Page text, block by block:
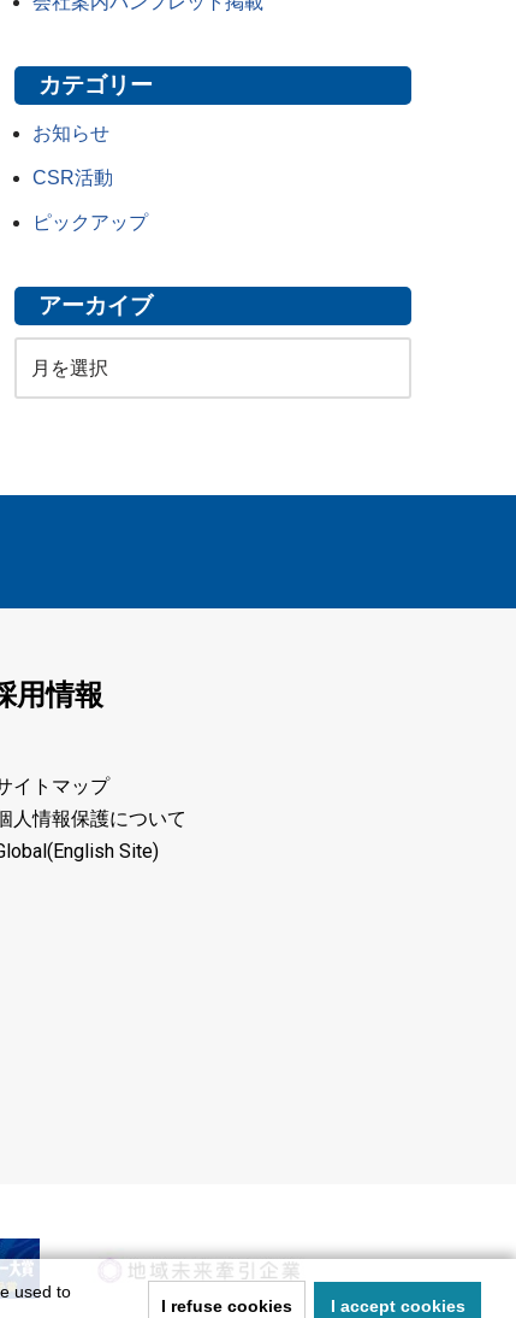
カテゴリー
お知らせ
CSR活動
ピックアップ
アーカイブ
用情報
イトマップ
人情報保護について
Site)
used to
I refuse cookies I accept cookies